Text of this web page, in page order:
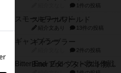
1件の投稿
スモールワールド
紹介文あり 13件の投稿
ギャンブラー
2件の投稿
Bitter End ブタペスト救出作戦